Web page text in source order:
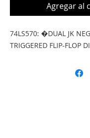
Agregar al
74LS570: �DUAL JK
TRIGGERED FLIP-FLOP